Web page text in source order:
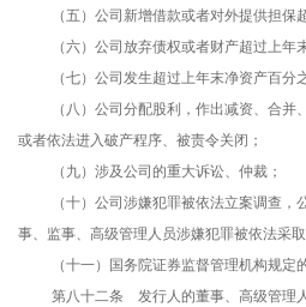
（五）公司新增借款或者对外提供担保
（六）公司放弃债权或者财产超过上年
（七）公司发生超过上年末净资产百分
（八）公司分配股利，作出减资、合并
或者依法进入破产程序、被责令关闭；
（九）涉及公司的重大诉讼、仲裁；
（十）公司涉嫌犯罪被依法立案调查
事、监事、高级管理人员涉嫌犯罪被依法采取
（十一）国务院证券监督管理机构规定
第八十二条 发行人的董事、高级管理